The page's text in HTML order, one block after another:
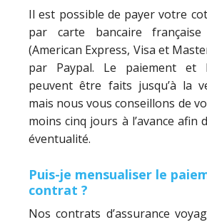
Il est possible de payer votre
par carte bancaire
(American Express, Visa et
par Paypal. Le paiement et
peuvent être faits jusqu’à la
mais nous vous conseillons de
moins cinq jours à l’avance afin
éventualité.
Puis-je mensualiser le
contrat ?
Nos contrats d’assurance